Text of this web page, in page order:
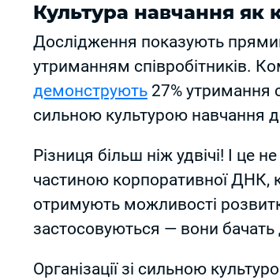
Культура навчання як
Дослідження показують
утриманням співробітників.
демонструють 27% утримання
сильною культурою навчання
Різниця більш ніж удвічі! І це
частиною корпоративної ДНК,
отримують можливості
застосовуються — вони бачать
Організації зі сильною